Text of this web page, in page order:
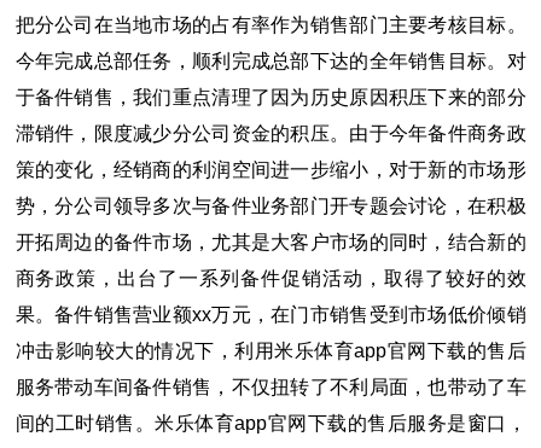
把分公司在当地市场的占有率作为销售部门主要考核目标。
今年完成总部任务，顺利完成总部下达的全年销售目标。对
于备件销售，我们重点清理了因为历史原因积压下来的部分
滞销件，限度减少分公司资金的积压。由于今年备件商务政
策的变化，经销商的利润空间进一步缩小，对于新的市场形
势，分公司领导多次与备件业务部门开专题会讨论，在积极
开拓周边的备件市场，尤其是大客户市场的同时，结合新的
商务政策，出台了一系列备件促销活动，取得了较好的效
果。备件销售营业额xx万元，在门市销售受到市场低价倾销
冲击影响较大的情况下，利用米乐体育app官网下载的售后
服务带动车间备件销售，不仅扭转了不利局面，也带动了车
间的工时销售。米乐体育app官网下载的售后服务是窗口，